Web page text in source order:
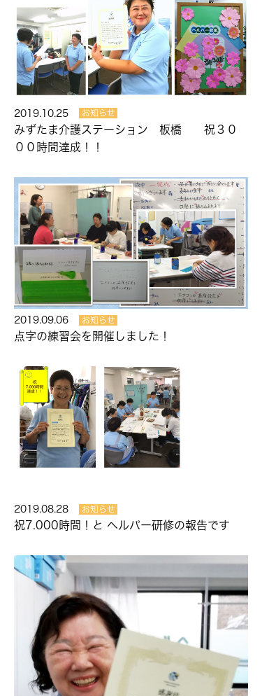
2019.10.25 お知らせ
みずたま介護ステーション 板橋 祝３０
００時間達成！！
2019.09.06 お知らせ
点字の練習会を開催しました！
2019.08.28 お知らせ
祝7.000時間！と ヘルパー研修の報告です